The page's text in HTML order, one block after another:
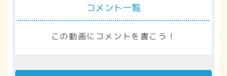
コメント一覧
この動画にコメントを書こう！